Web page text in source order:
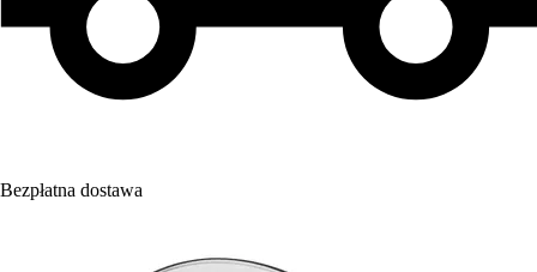
Bezpłatna dostawa